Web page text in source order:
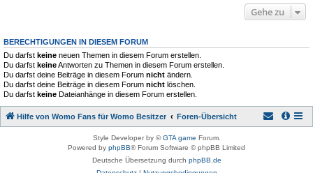
Gehe zu
BERECHTIGUNGEN IN DIESEM FORUM
Du darfst keine neuen Themen in diesem Forum erstellen.
Du darfst keineAntworten zu Themen in diesem Forum erstellen.
Du darfst deine Beiträge in diesem Forum nicht ändern.
Du darfst deine Beiträge in diesem Forum nicht löschen.
Du darfst keine Dateianhänge in diesem Forum erstellen.
Hilfe von Womo Fans für Womo Besitzer Foren-Übersicht
Style Developer by ©GTA game Forum.
Powered by phpBB® Forum Software © phpBB Limited
Deutsche Übersetzung durch phpBB.de